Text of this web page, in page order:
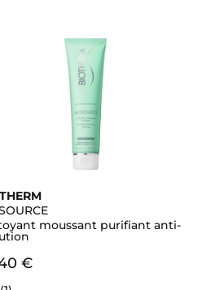
moussant purifiant anti-
€